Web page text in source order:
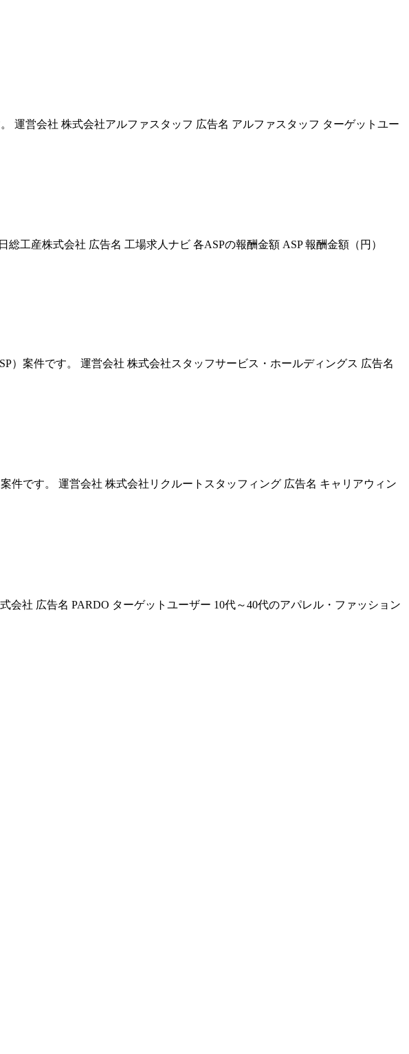
運営会社 株式会社アルファスタッフ 広告名 アルファスタッフ ターゲットユー
工産株式会社 広告名 工場求人ナビ 各ASPの報酬金額 ASP 報酬金額（円）
）案件です。 運営会社 株式会社スタッフサービス・ホールディングス 広告名
件です。 運営会社 株式会社リクルートスタッフィング 広告名 キャリアウィン
会社 広告名 PARDO ターゲットユーザー 10代～40代のアパレル・ファッション